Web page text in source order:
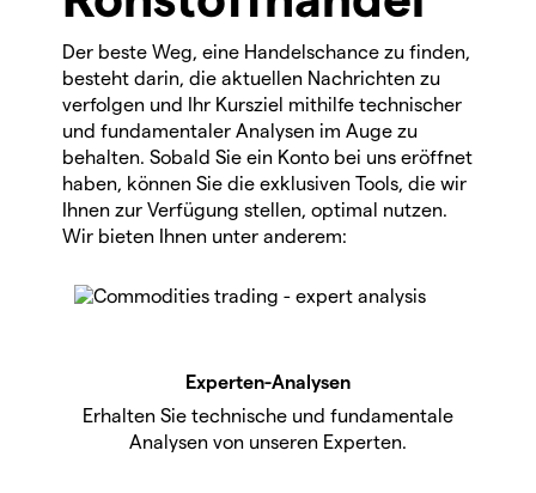
Der beste Weg, eine Handelschance zu finden,
besteht darin, die aktuellen Nachrichten zu
verfolgen und Ihr Kursziel mithilfe technischer
und fundamentaler Analysen im Auge zu
behalten. Sobald Sie ein Konto bei uns eröffnet
haben, können Sie die exklusiven Tools, die wir
Ihnen zur Verfügung stellen, optimal nutzen.
Wir bieten Ihnen unter anderem:
Experten-Analysen
Erhalten Sie technische und fundamentale
Analysen von unseren Experten.